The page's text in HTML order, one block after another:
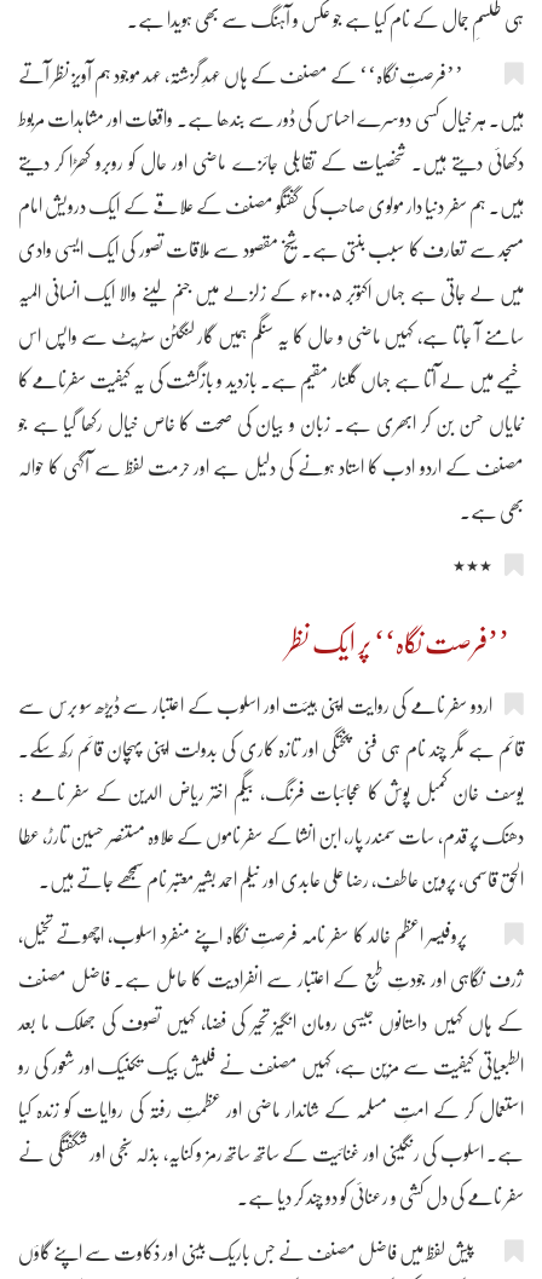
ہی طلسمِ جمال کے نام کیا ہے جو عکس و آہنگ سے بھی ہویدا ہے۔
’’فرصتِ نگاہ‘‘ کے مصنف کے ہاں عہدِ گزشتہ، عہد موجود ہم آویز نظر آتے
ہیں۔ ہر خیال کسی دوسرے احساس کی ڈور سے بندھا ہے۔ واقعات اور مشاہدات مربوط
دکھائی دیتے ہیں۔ شخصیات کے تقابلی جائزے ماضی اور حال کو روبرو کھڑا کر دیتے
ہیں۔ ہم سفر دنیا دار مولوی صاحب کی گفتگو مصنف کے علاقے کے ایک درویش امام
مسجد سے تعارف کا سبب بنتی ہے۔ شیخ مقصود سے ملاقات تصور کی ایک ایسی وادی
میں لے جاتی ہے جہاں اکتوبر ۲۰۰۵ء کے زلزلے میں جنم لینے والا ایک انسانی المیہ
سامنے آ جاتا ہے، کہیں ماضی و حال کا یہ سنگم ہمیں گار لنگٹن سٹریٹ سے واپس اس
خیمے میں لے آتا ہے جہاں گلنار مقیم ہے۔ بازدید و بازگشت کی یہ کیفیت سفرنامے کا
نمایاں حسن بن کر ابھری ہے۔ زبان و بیان کی صحت کا خاص خیال رکھا گیا ہے جو
مصنف کے اردو ادب کا استاد ہونے کی دلیل ہے اور حرمت لفظ سے آگہی کا حوالہ
بھی ہے۔
٭٭٭
’’فرصت نگاہ‘‘ پر ایک نظر
اردو سفر نامے کی روایت اپنی ہیئت اور اسلوب کے اعتبار سے ڈیڑھ سو برس سے
قائم ہے مگر چند نام ہی فنی پختگی اور تازہ کاری کی بدولت اپنی پہچان قائم رکھ سکے۔
یوسف خان کمبل پوش کا عجائبات فرنگ، بیگم اختر ریاض الدین کے سفر نامے :
دھنک پر قدم، سات سمندر پار، ابن انشا کے سفر ناموں کے علاوہ مستنصر حسین تارڑ، عطا
الحق قاسمی، پروین عاطف، رضا علی عابدی اور نیلم احمد بشیر معتبر نام سمجھے جاتے ہیں۔
پروفیسر اعظم خالد کا سفر نامہ فرصتِ نگاہ اپنے منفرد اسلوب، اچھوتے تخیل،
ژرف نگاہی اور جودتِ طبع کے اعتبار سے انفرادیت کا حامل ہے۔ فاضل مصنف
کے ہاں کہیں داستانوں جیسی رومان انگیز تحیر کی فضا، کہیں تصوف کی جھلک ما بعد
الطبعیاتی کیفیت سے مزین ہے، کہیں مصنف نے فلیش بیک تکنیک اور شعور کی رو
استعمال کر کے امتِ مسلمہ کے شاندار ماضی اور عظمتِ رفتہ کی روایات کو زندہ کیا
ہے۔ اسلوب کی رنگینی اور غنائیت کے ساتھ ساتھ رمز و کنایہ، بذلہ سنجی اور شگفتگی نے
سفر نامے کی دل کشی و رعنائی کو دو چند کر دیا ہے۔
پیش لفظ میں فاضل مصنف نے جس باریک بینی اور ذکاوت سے اپنے گاؤں